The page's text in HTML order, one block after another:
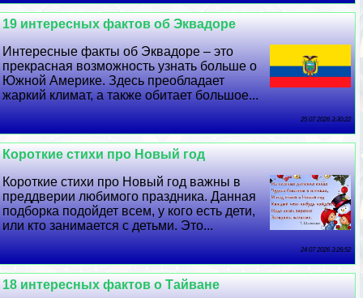
19 интересных фактов об Эквадоре
Интересные факты об Эквадоре – это
прекрасная возможность узнать больше о
Южной Америке. Здесь преобладает
жаркий климат, а также обитает большое...
25 07 2026 3:30:22
Короткие стихи про Новый год
Короткие стихи про Новый год важны в
преддверии любимого праздника. Данная
подборка подойдет всем, у кого есть дети,
или кто занимается с детьми. Это...
24 07 2026 3:26:52
18 интересных фактов о Тайване